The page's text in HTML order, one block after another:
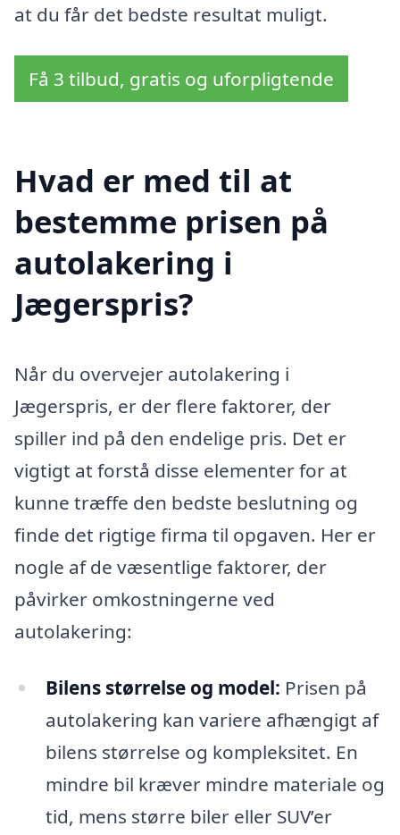
at du får det bedste resultat muligt.
Få 3 tilbud, gratis og uforpligtende
Hvad er med til at
bestemme prisen på
autolakering i
Jægerspris?
Når du overvejer autolakering i
Jægerspris, er der flere faktorer, der
spiller ind på den endelige pris. Det er
vigtigt at forstå disse elementer for at
kunne træffe den bedste beslutning og
finde det rigtige firma til opgaven. Her er
nogle af de væsentlige faktorer, der
påvirker omkostningerne ved
autolakering:
Bilens størrelse og model: Prisen på
autolakering kan variere afhængigt af
bilens størrelse og kompleksitet. En
mindre bil kræver mindre materiale og
tid, mens større biler eller SUV’er